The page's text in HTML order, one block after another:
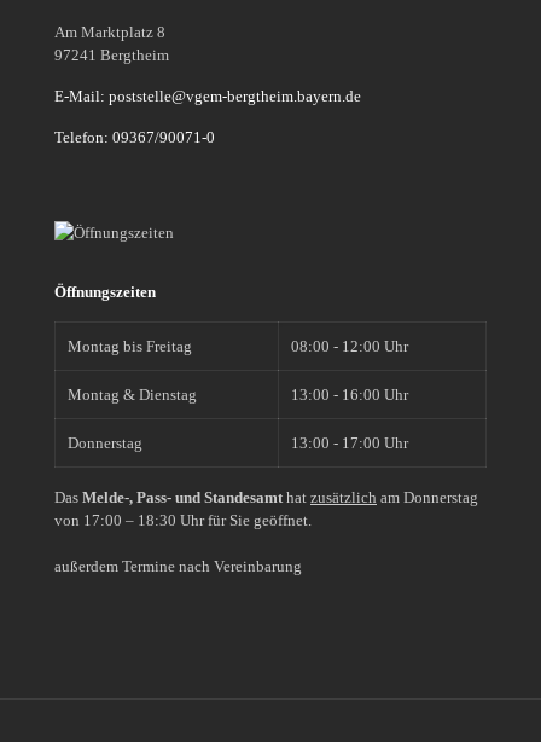
Am Marktplatz 8
97241 Bergtheim
E-Mail: poststelle@vgem-bergtheim.bayern.de
Telefon: 09367/90071-0
Öffnungszeiten
Montag bis Freitag 08:00 - 12:00 Uhr
Montag & Dienstag 13:00 - 16:00 Uhr
Donnerstag 13:00 - 17:00 Uhr
Das Melde-, Pass- und Standesamthat zusätzlich am Donnerstag
von 17:00 – 18:30 Uhr für Sie geöffnet.
außerdem Termine nach Vereinbarung